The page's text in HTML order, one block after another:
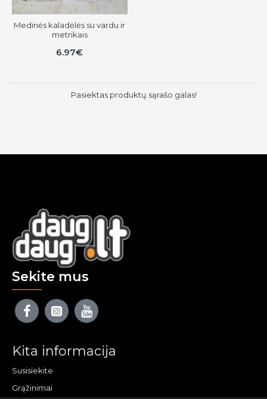
Medinės kaladėlės su vardu ir
metrikais
6.97€
Pasiektas produktų sąrašo galas!
Sekite mus
Kita informacija
Susisiekite
Grąžinimai